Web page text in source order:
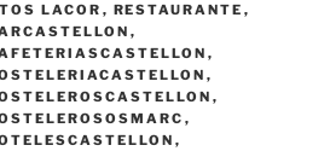
LACOR , RESTAURANTE ,
,
,
,
,
,
,